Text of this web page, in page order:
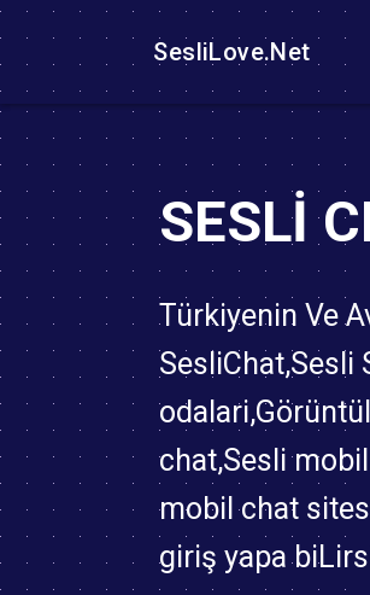
SesliLove.Net
SESLI
Türkiyenin Ve
SesliChat,Sesli
chat,Sesli
mobil chat
giriş yapa